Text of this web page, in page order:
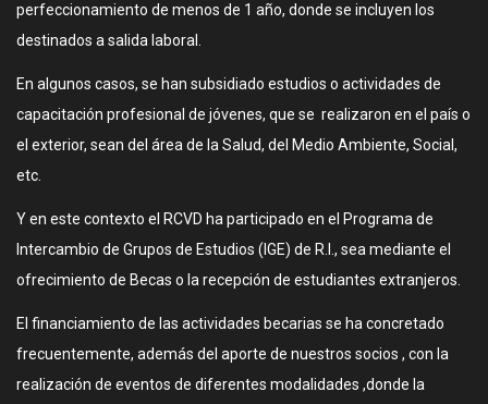
perfeccionamiento de menos de 1 año, donde se incluyen los
destinados a salida laboral.
En algunos casos, se han subsidiado estudios o actividades de
capacitación profesional de jóvenes, que se realizaron en el país o
el exterior, sean del área de la Salud, del Medio Ambiente, Social,
etc.
Y en este contexto el RCVD ha participado en el Programa de
Intercambio de Grupos de Estudios (IGE) de R.I., sea mediante el
ofrecimiento de Becas o la recepción de estudiantes extranjeros.
El financiamiento de las actividades becarias se ha concretado
frecuentemente, además del aporte de nuestros socios , con la
realización de eventos de diferentes modalidades ,donde la